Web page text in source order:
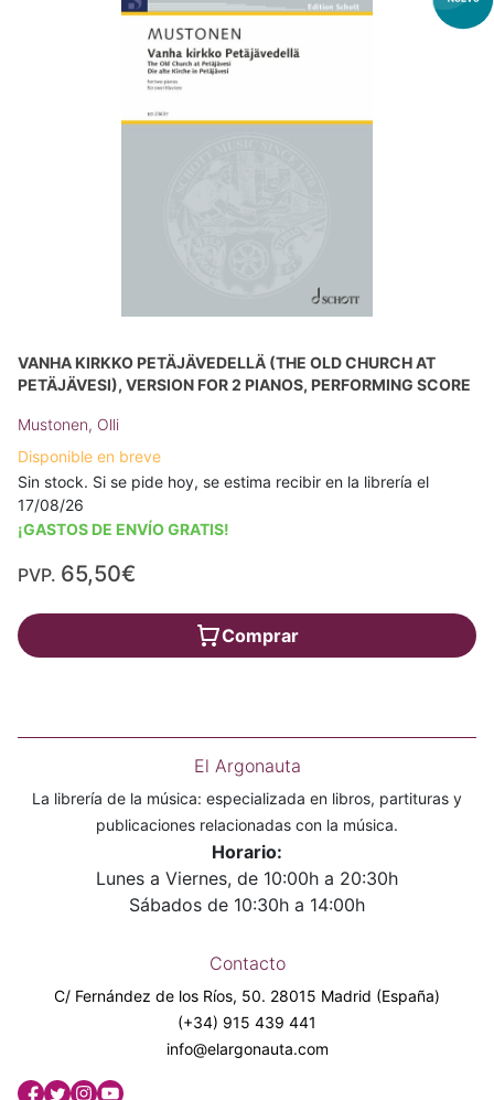
VANHA KIRKKO PETÄJÄVEDELLÄ (THE OLD CHURCH AT
PETÄJÄVESI), VERSION FOR 2 PIANOS, PERFORMING SCORE
Mustonen, Olli
Disponible en breve
Sin stock. Si se pide hoy, se estima recibir en la librería el
17/08/26
¡GASTOS DE ENVÍO GRATIS!
PVP. 65,50€
Comprar
El Argonauta
La librería de la música: especializada en libros, partituras y
publicaciones relacionadas con la música.
Horario:
Lunes a Viernes, de 10:00h a 20:30h
Sábados de 10:30h a 14:00h
Contacto
C/ Fernández de los Ríos, 50. 28015 Madrid (España)
(+34) 915 439 441
info@elargonauta.com